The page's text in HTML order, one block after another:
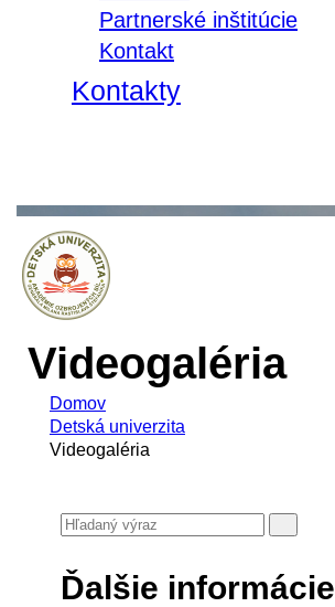
Partnerské inštitúcie
Kontakt
Kontakty
Videogaléria
Domov
Detská univerzita
Videogaléria
Ďalšie informácie